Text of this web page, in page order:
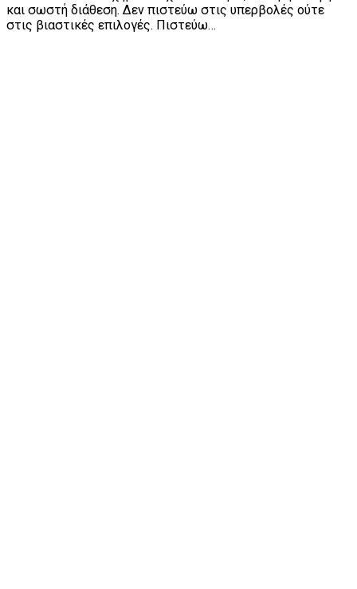
και σωστή διάθεση. Δεν πιστεύω στις υπερβολές ούτε
στις βιαστικές επιλογές. Πιστεύω…